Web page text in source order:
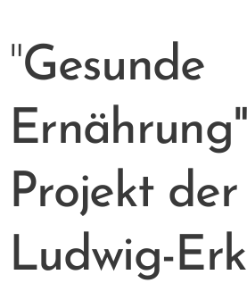
"Gesunde
Projekt der
Ludwig-